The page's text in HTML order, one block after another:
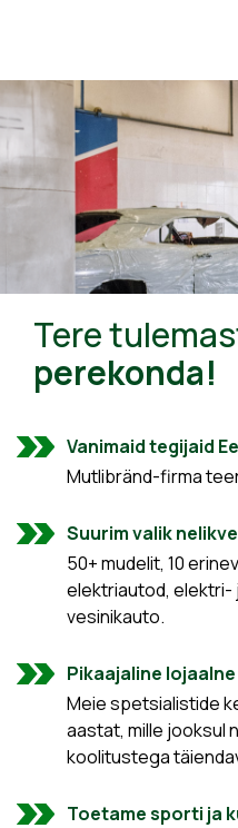
Tere
perekonda!
Vanimaid tegijaid
Mutlibränd-firma
Suurim valik
50+ mudelit, 10
elektriautod, elektri-
vesinikauto.
Pikaajaline
Meie spetsialistide
aastat, mille jooksul
koolitustega
Toetame sporti ja